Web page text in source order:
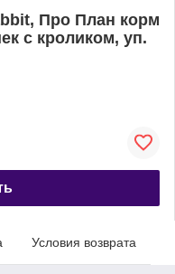
Про План корм
с кроликом, уп.
Условия возврата